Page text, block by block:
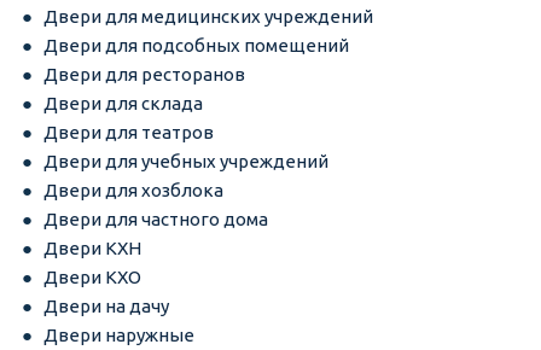
Двери для медицинских учреждений
Двери для подсобных помещений
Двери для ресторанов
Двери для склада
Двери для театров
Двери для учебных учреждений
Двери для хозблока
Двери для частного дома
Двери КХН
Двери КХО
Двери на дачу
Двери наружные